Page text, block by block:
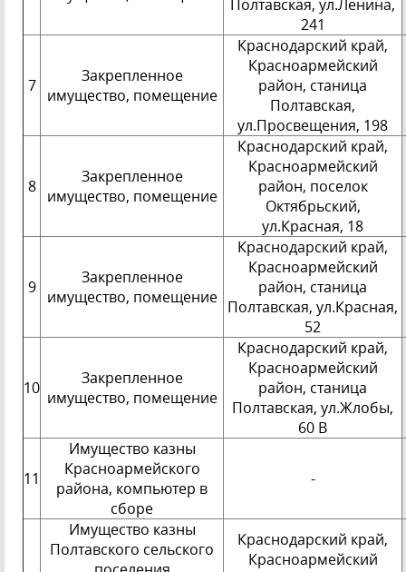
Полтавская, ул.Ленина,
241
7
Закрепленное
имущество, помещение
Краснодарский край,
Красноармейский
район, станица
Полтавская,
ул.Просвещения, 198
8
Закрепленное
имущество, помещение
Краснодарский край,
Красноармейский
район, поселок
Октябрьский,
ул.Красная, 18
9
Закрепленное
имущество, помещение
Краснодарский край,
Красноармейский
район, станица
Полтавская, ул.Красная,
52
10
Закрепленное
имущество, помещение
Краснодарский край,
Красноармейский
район, станица
Полтавская, ул.Жлобы,
60 В
11
Имущество казны
Красноармейского
района, компьютер в
сборе
-
Имущество казны
Полтавского сельского
Краснодарский край,
Красноармейский